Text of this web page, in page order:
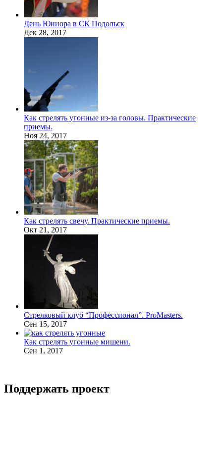
День Юниора в СК Подольск
Дек 28, 2017
Как стрелять угонные из-за головы. Практические
приемы.
Ноя 24, 2017
Как стрелять свечу. Практические приемы.
Окт 21, 2017
Стрелковый клуб “Профессионал”. ProMasters.
Сен 15, 2017
Как стрелять угонные мишени.
Сен 1, 2017
Поддержать проект